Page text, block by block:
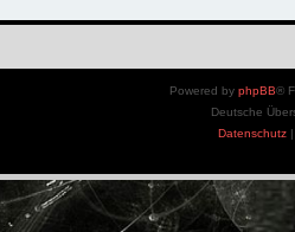
Powered by phpBB®
Deutsche
Datenschutz|